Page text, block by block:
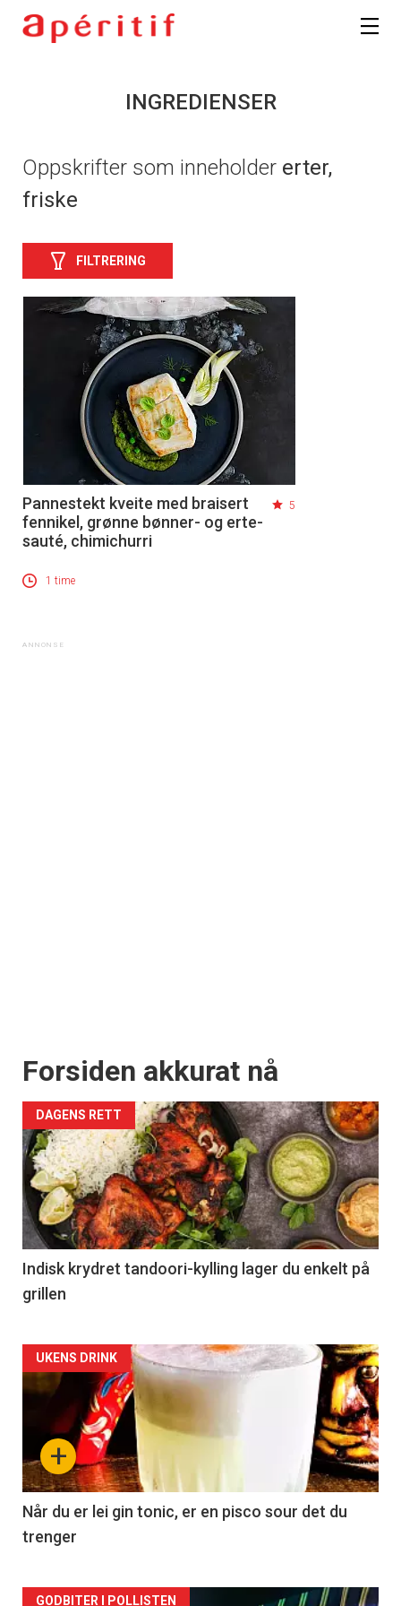
INGREDIENSER
Oppskrifter som inneholder erter,
friske
FILTRERING
Pannestekt kveite med braisert
fennikel, grønne bønner- og erte-
sauté, chimichurri
5
1 time
Forsiden akkurat nå
DAGENS RETT
Indisk krydret tandoori-kylling lager du enkelt på
grillen
Forsiden
akkurat
nå
-
2
+
UKENS DRINK
Når du er lei gin tonic, er en pisco sour det du
trenger
GODBITER I POLLISTEN